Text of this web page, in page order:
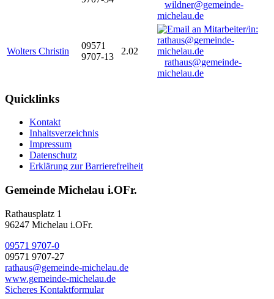
wildner@gemeinde-
michelau.de
Wolters Christin
09571
9707-13
2.02
rathaus@gemeinde-
michelau.de
Quicklinks
Kontakt
Inhaltsverzeichnis
Impressum
Datenschutz
Erklärung zur Barrierefreiheit
Gemeinde Michelau i.OFr.
Rathausplatz 1
96247 Michelau i.OFr.
09571 9707-0
09571 9707-27
rathaus@gemeinde-michelau.de
www.gemeinde-michelau.de
Sicheres Kontaktformular